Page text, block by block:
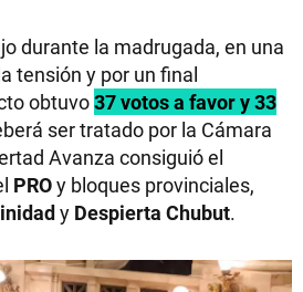
durante la madrugada, en una
tensión y por un final
obtuvo37 votos a favor y 33
ser tratado por la Cámara
Avanza consiguió el
PROy bloques provinciales,
y Despierta Chubut.